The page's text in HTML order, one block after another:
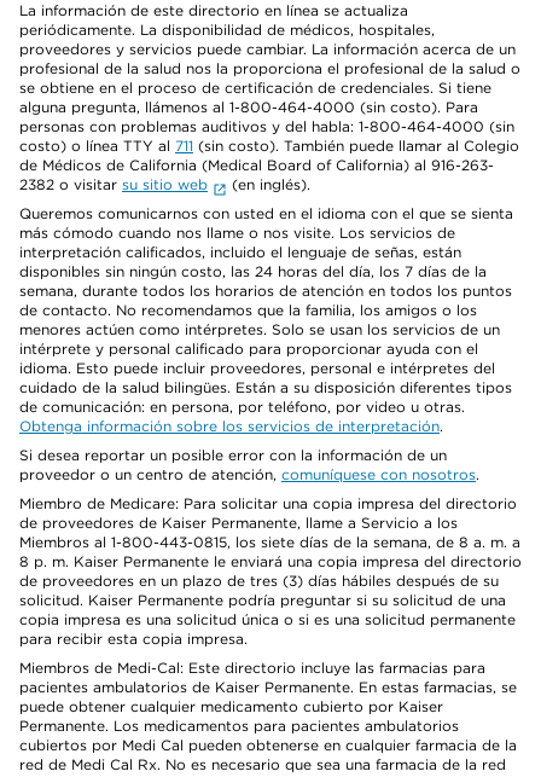
La información de este directorio en línea se actualiza
periódicamente. La disponibilidad de médicos, hospitales,
proveedores y servicios puede cambiar. La información acerca de un
profesional de la salud nos la proporciona el profesional de la salud o
se obtiene en el proceso de certificación de credenciales. Si tiene
alguna pregunta, llámenos al 1-800-464-4000 (sin costo). Para
personas con problemas auditivos y del habla: 1-800-464-4000 (sin
costo) o línea TTY al 711 (sin costo). También puede llamar al Colegio
de Médicos de California (Medical Board of California) al 916-263-
2382 o visitar su sitio web
(en inglés).
Queremos comunicarnos con usted en el idioma con el que se sienta
más cómodo cuando nos llame o nos visite. Los servicios de
interpretación calificados, incluido el lenguaje de señas, están
disponibles sin ningún costo, las 24 horas del día, los 7 días de la
semana, durante todos los horarios de atención en todos los puntos
de contacto. No recomendamos que la familia, los amigos o los
menores actúen como intérpretes. Solo se usan los servicios de un
intérprete y personal calificado para proporcionar ayuda con el
idioma. Esto puede incluir proveedores, personal e intérpretes del
cuidado de la salud bilingües. Están a su disposición diferentes tipos
de comunicación: en persona, por teléfono, por video u otras.
Obtenga información sobre los servicios de interpretación.
Si desea reportar un posible error con la información de un
proveedor o un centro de atención, comuníquese con nosotros.
Miembro de Medicare: Para solicitar una copia impresa del directorio
de proveedores de Kaiser Permanente, llame a Servicio a los
Miembros al 1-800-443-0815, los siete días de la semana, de 8 a. m. a
8 p. m. Kaiser Permanente le enviará una copia impresa del directorio
de proveedores en un plazo de tres (3) días hábiles después de su
solicitud. Kaiser Permanente podría preguntar si su solicitud de una
copia impresa es una solicitud única o si es una solicitud permanente
para recibir esta copia impresa.
Miembros de Medi-Cal: Este directorio incluye las farmacias para
pacientes ambulatorios de Kaiser Permanente. En estas farmacias, se
puede obtener cualquier medicamento cubierto por Kaiser
Permanente. Los medicamentos para pacientes ambulatorios
cubiertos por Medi Cal pueden obtenerse en cualquier farmacia de la
red de Medi Cal Rx. No es necesario que sea una farmacia de la red